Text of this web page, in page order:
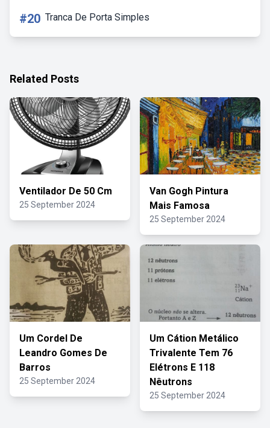
#20 Tranca De Porta Simples
Related Posts
Ventilador De 50 Cm
25 September 2024
Van Gogh Pintura
Mais Famosa
25 September 2024
Um Cordel De
Leandro Gomes De
Barros
25 September 2024
Um Cátion Metálico
Trivalente Tem 76
Elétrons E 118
Nêutrons
25 September 2024